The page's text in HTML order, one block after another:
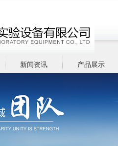
新闻资讯 产品展示